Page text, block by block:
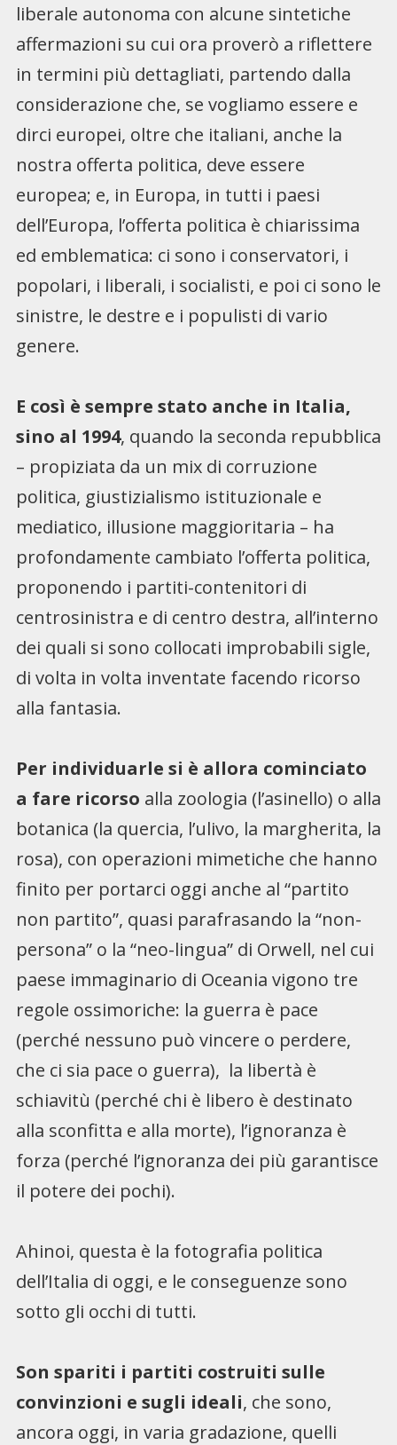
liberale autonoma con alcune sintetiche
affermazioni su cui ora proverò a riflettere
in termini più dettagliati, partendo dalla
considerazione che, se vogliamo essere e
dirci europei, oltre che italiani, anche la
nostra offerta politica, deve essere
europea; e, in Europa, in tutti i paesi
dell’Europa, l’offerta politica è chiarissima
ed emblematica: ci sono i conservatori, i
popolari, i liberali, i socialisti, e poi ci sono le
sinistre, le destre e i populisti di vario
genere.
E così è sempre stato anche in Italia,
sino al 1994, quando la seconda repubblica
– propiziata da un mix di corruzione
politica, giustizialismo istituzionale e
mediatico, illusione maggioritaria – ha
profondamente cambiato l’offerta politica,
proponendo i partiti-contenitori di
centrosinistra e di centro destra, all’interno
dei quali si sono collocati improbabili sigle,
di volta in volta inventate facendo ricorso
alla fantasia.
Per individuarle si è allora cominciato
a fare ricorso alla zoologia (l’asinello) o alla
botanica (la quercia, l’ulivo, la margherita, la
rosa), con operazioni mimetiche che hanno
finito per portarci oggi anche al “partito
non partito”, quasi parafrasando la “non-
persona” o la “neo-lingua” di Orwell, nel cui
paese immaginario di Oceania vigono tre
regole ossimoriche: la guerra è pace
(perché nessuno può vincere o perdere,
che ci sia pace o guerra), la libertà è
schiavitù (perché chi è libero è destinato
alla sconfitta e alla morte), l’ignoranza è
forza (perché l’ignoranza dei più garantisce
il potere dei pochi).
Ahinoi, questa è la fotografia politica
dell’Italia di oggi, e le conseguenze sono
sotto gli occhi di tutti.
Son spariti i partiti costruiti sulle
convinzioni e sugli ideali, che sono,
ancora oggi, in varia gradazione, quelli